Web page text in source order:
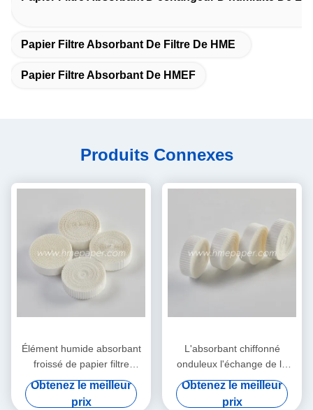
Papier Filtre Absorbant De Filtre De HME
Papier Filtre Absorbant De HMEF
Produits Connexes
Élément humide absorbant
froissé de papier filtre
d'échangeur de la chaleur et
Obtenez le meilleur
prix
L'absorbant chiffonné
onduleux l'échange de la
chaleur et d'humidité de
Obtenez le meilleur
prix